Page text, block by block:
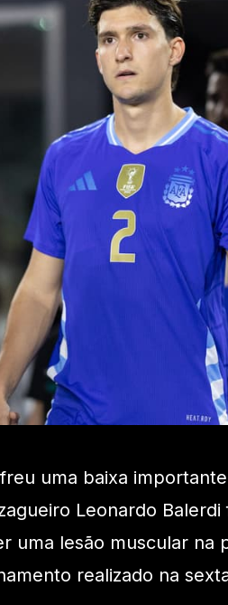
uma baixa
Leonardo
uma lesão muscular na
realizado na